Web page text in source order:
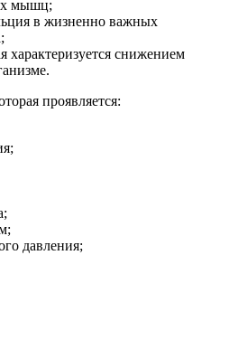
мышц;
в жизненно важных
характеризуется снижением
проявляется:
давления;